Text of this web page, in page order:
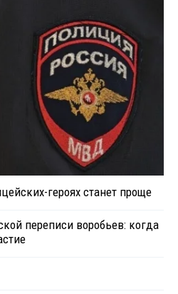
героях станет проще
переписи воробьев: когда